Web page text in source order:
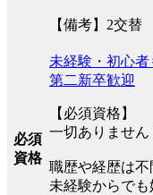
【備考】2交
必須
資格
未経験・初心者
第二新卒歓迎
【必須資格】
一切ありません
職歴や経歴は不
未経験からでも